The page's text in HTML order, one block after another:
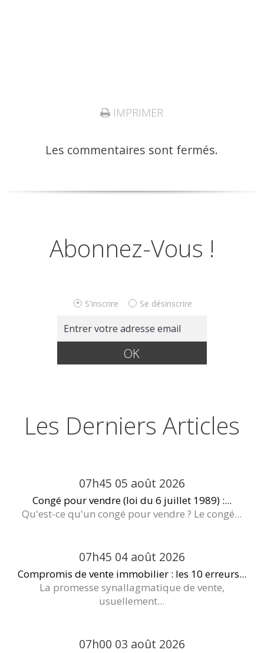
IMPRIMER
Les commentaires sont fermés.
Abonnez-Vous !
S'inscrire Se désinscrire
Les Derniers Articles
07h45 05 août 2026
Congé pour vendre (loi du 6 juillet 1989) :...
Qu'est-ce qu'un congé pour vendre ? Le congé...
07h45 04 août 2026
Compromis de vente immobilier : les 10 erreurs...
La promesse synallagmatique de vente,
usuellement...
07h00 03 août 2026